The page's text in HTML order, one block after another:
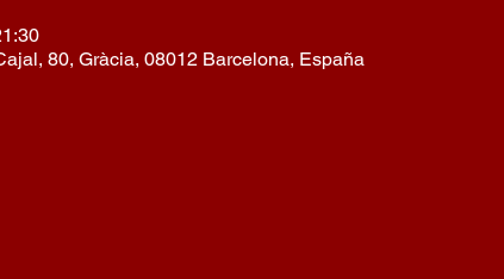
80, Gràcia, 08012 Barcelona, España